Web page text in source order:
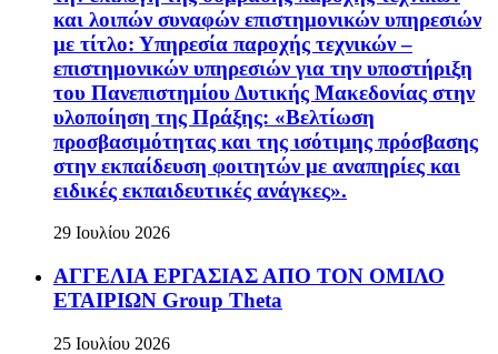
και λοιπών συναφών επιστημονικών υπηρεσιών
με τίτλο: Υπηρεσία παροχής τεχνικών –
επιστημονικών υπηρεσιών για την υποστήριξη
του Πανεπιστημίου Δυτικής Μακεδονίας στην
υλοποίηση της Πράξης: «Βελτίωση
προσβασιμότητας και της ισότιμης πρόσβασης
στην εκπαίδευση φοιτητών με αναπηρίες και
ειδικές εκπαιδευτικές ανάγκες».
29 Ιουλίου 2026
ΑΓΓΕΛΙΑ ΕΡΓΑΣΙΑΣ ΑΠΟ ΤΟΝ ΟΜΙΛΟ
ΕΤΑΙΡΙΩΝ Group Theta
25 Ιουλίου 2026